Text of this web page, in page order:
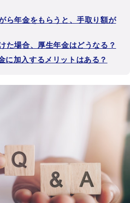
ら年金をもらうと、手取り額が
た場合、厚生年金はどうなる？
に加入するメリットはある？